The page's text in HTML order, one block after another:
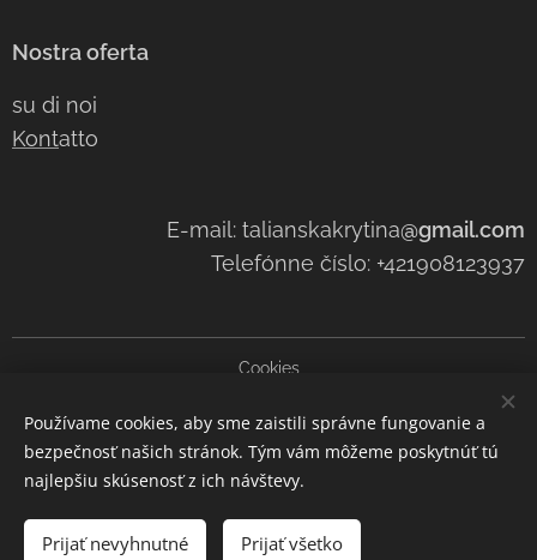
Aggiungi al carrello
Nostra oferta
su di noi
Kontatto
E-mail: talianskakrytina@gmail.com
Telefónne číslo: +421908123937
Cookies
Lingue
Slovenčina
Čeština Italiano
Používame cookies, aby sme zaistili správne fungovanie a
bezpečnosť našich stránok. Tým vám môžeme poskytnúť tú
najlepšiu skúsenosť z ich návštevy.
Prijať nevyhnutné Prijať všetko